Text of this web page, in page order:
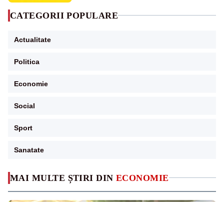
MAI MULTE ȘTIRI DIN ECONOMIE
CATEGORII POPULARE
Actualitate
Politica
Economie
Social
Sport
Sanatate